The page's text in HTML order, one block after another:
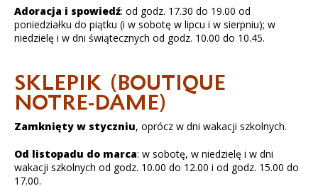
Adoracja i spowiedź: od godz. 17.30 do 19.00 od
poniedziałku do piątku (i w sobotę w lipcu i w sierpniu); w
niedzielę i w dni świątecznych od godz. 10.00 do 10.45.
SKLEPIK (BOUTIQUE
NOTRE-DAME)
Zamknięty w styczniu, oprócz w dni wakacji szkolnych.
Od listopadu do marca: w sobotę, w niedzielę i w dni
wakacji szkolnych od godz. 10.00 do 12.00 i od godz. 15.00 do
17.00.